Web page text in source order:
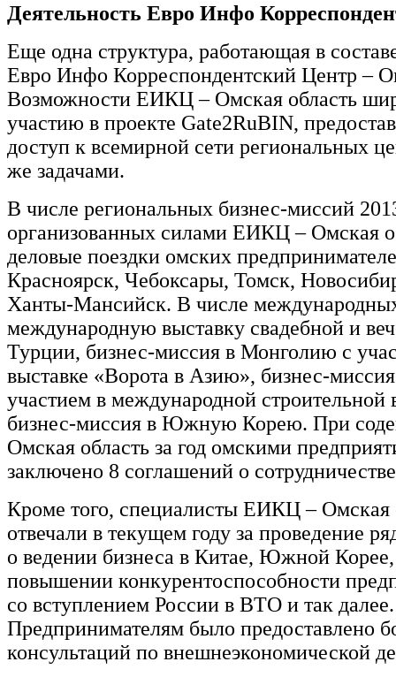
Деятельность Евро Инфо
Еще одна структура, работающая в
Евро Инфо Корреспондентский Центр –
Возможности ЕИКЦ – Омская область
участию в проекте Gate2RuBIN,
доступ к всемирной сети региональных
же задачами.
В числе региональных бизнес-миссий
организованных силами ЕИКЦ – Омская
деловые поездки омских
Красноярск, Чебоксары, Томск,
Ханты-Мансийск. В числе
международную выставку свадебной и
Турции, бизнес-миссия в Монголию с
выставке «Ворота в Азию», бизнес-
участием в международной строительной
бизнес-миссия в Южную Корею. При
Омская область за год омскими
заключено 8 соглашений о
Кроме того, специалисты ЕИКЦ – Омская
отвечали в текущем году за проведение
о ведении бизнеса в Китае, Южной Корее,
повышении конкурентоспособности
со вступлением России в ВТО и так далее.
Предпринимателям было предоставлено
консультаций по внешнеэкономической